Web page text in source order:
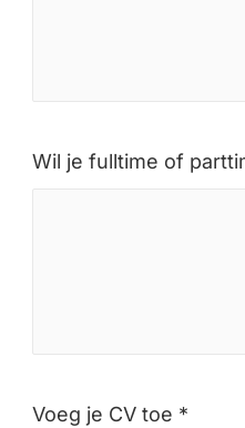
Wil je fulltime of
Voeg je CV toe *